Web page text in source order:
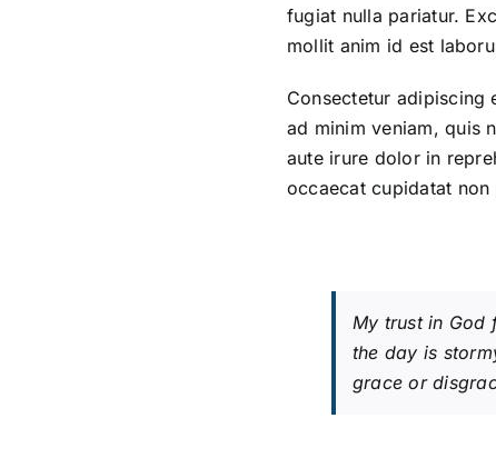
fugiat nulla pariatur.
mollit anim id est
Consectetur adipiscing
ad minim veniam, quis
aute irure dolor in
occaecat cupidatat
My trust in God
the day is
grace or